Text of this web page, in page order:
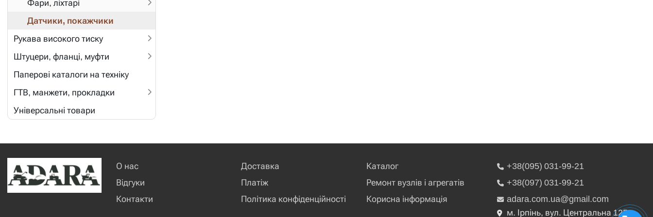
Фари, ліхтарі
Датчики, покажчики
Рукава високого тиску
Штуцери, фланці, муфти
Паперові каталоги на техніку
ГТВ, манжети, прокладки
Універсальні товари
О нас
Відгуки
Контакти
Доставка
Платіж
Політика конфіденційності
Каталог
Ремонт вузлів і агрегатів
Корисна інформація
+38(095) 031-99-21
+38(097) 031-99-21
adara.com.ua@gmail.com
м. Ірпінь, вул. Центральна 125